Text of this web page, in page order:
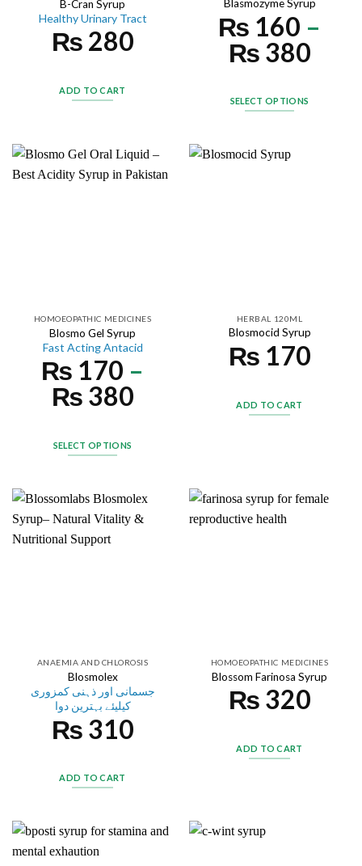
B-Cran Syrup
Healthy Urinary Tract
₨ 280
ADD TO CART
Blasmozyme Syrup
₨ 160 –
₨ 380
SELECT OPTIONS
HOMOEOPATHIC MEDICINES
Blosmo Gel Syrup
Fast Acting Antacid
₨ 170 –
₨ 380
SELECT OPTIONS
HERBAL 120ML
Blosmocid Syrup
₨ 170
ADD TO CART
ANAEMIA AND CHLOROSIS
Blosmolex
جسمانی اور ذہنی کمزوری
کیلیئے بہترین دوا
₨ 310
ADD TO CART
HOMOEOPATHIC MEDICINES
Blossom Farinosa Syrup
₨ 320
ADD TO CART